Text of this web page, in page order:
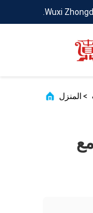
Wuxi
المنزل >
مع